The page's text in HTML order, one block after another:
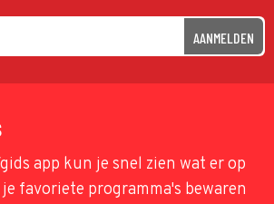
AANMELDEN
app kun je snel zien wat er op
favoriete programma's bewaren